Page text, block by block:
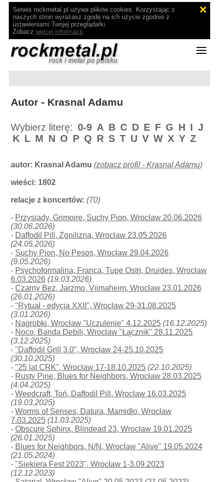
Serwis rockmetal.pl używa plików cookies. Korzystając z
naszych stron wyrażasz zgodę na ich użycie zgodnie z
ustawieniami Twojej przeglądarki.
Zobacz więcej informacji.
Autor - Krasnal Adamu
Wybierz literę: 0-9 A B C D E F G H I J
K L M N O P Q R S T U V W X Y Z
autor: Krasnal Adamu (zobacz profil - Krasnal Adamu)
wieści: 1802
relacje z koncertów: (70)
- Przysiady, Grimoire, Suchy Pion, Wrocław 20.06.2026
(30.06.2026)
- Daffodil Pill, Zgnilizna, Wrocław 23.05.2026
(24.05.2026)
- Suchy Pion, No Pesos, Wrocław 29.04.2026
(9.05.2026)
- Psychoformalina, Franca, Tupe Ostri, Druides, Wrocław
6.03.2026 (19.03.2026)
-Czarny Bez, Jarzmo, Viimaheim, Wrocław 23.01.2026
(26.01.2026)
-"Rytuał - edycja XXII", Wrocław 29-31.08.2025
(3.01.2026)
- Nagrobki, Wrocław "Uczulenie" 4.12.2025 (16.12.2025)
- Noco, Banda Debili, Wrocław "Łącznik" 28.11.2025
(3.12.2025)
-"Daffodil Grill 3.0", Wrocław 24-25.10.2025
(30.10.2025)
-"25 lat CRK", Wrocław 17-18.10.2025 (22.10.2025)
- Rusty Pine, Blues for Neighbors, Wrocław 28.03.2025
(4.04.2025)
-Weedcraft, Toń, Daffodil Pill, Wrocław 16.03.2025
(19.03.2025)
-Worms of Senses, Datura, Mamidło, Wrocław
7.03.2025 (11.03.2025)
-Obscure Sphinx, Blindead 23, Wrocław 19.01.2025
(26.01.2025)
- Blues for Neighbors, N/N, Wrocław "Alive" 19.05.2024
(21.05.2024)
-"Siekiera Fest 2023", Wrocław 1-3.09.2023
(12.12.2023)